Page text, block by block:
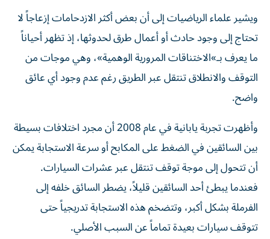
ويشير علماء الرياضيات إلى أن بعض أكثر الازدحامات إزعاجاً لا
تحتاج إلى وجود حادث أو أعمال طرق لحدوثها، إذ تظهر أحياناً
ما يعرف بـ»الاختناقات المرورية الوهمية»، وهي موجات من
التوقف والانطلاق تنتقل عبر الطريق رغم عدم وجود أي عائق
واضح.
وأظهرت تجربة يابانية في عام 2008 أن مجرد اختلافات بسيطة
بين السائقين في الضغط على المكابح أو سرعة الاستجابة يمكن
أن تتحول إلى موجة توقف تنتقل عبر عشرات السيارات.
فعندما يبطئ أحد السائقين قليلاً، يضطر السائق خلفه إلى
الفرملة بشكل أكبر، وتتضخم هذه الاستجابة تدريجياً حتى
تتوقف سيارات بعيدة تماماً عن السبب الأصلي.